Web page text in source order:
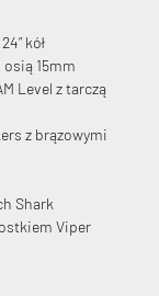
kół
15mm
Level z tarczą
z brązowymi
Shark
Viper